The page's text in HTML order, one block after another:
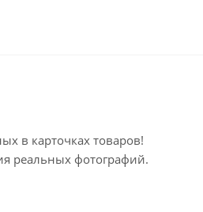
в карточках товаров!
реальных фотографий.